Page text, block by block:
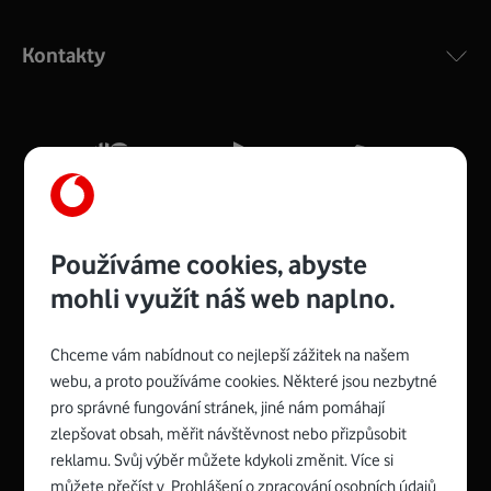
silný signál pro celou domácnost. Kompaktní rozměry 21
Více o COMPAL CH7465VF
Zyxel VMG8623-T50B:
Rozměry modemu jsou 16 x 22 x 7,5 cm (včetně stojánku)
a nabízí 4 gigabitové LAN porty a bezdrátové připojení Wi-
Spojte se s Vodafonem
Kontakty
Používáme cookies, abyste
mohli využít náš web naplno.
Chceme vám nabídnout co nejlepší zážitek na našem
webu, a proto používáme cookies. Některé jsou nezbytné
pro správné fungování stránek, jiné nám pomáhají
zlepšovat obsah, měřit návštěvnost nebo přizpůsobit
reklamu. Svůj výběr můžete kdykoli změnit. Více si
můžete přečíst v Prohlášení o zpracování osobních údajů